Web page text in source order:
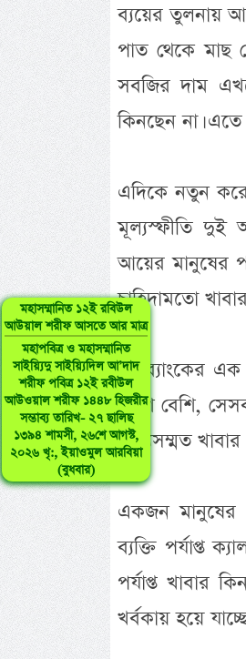
মহাসম্মানিত ১২ই রবিউল
আউয়াল শরীফ আসতে আর মাত্র
মহাপবিত্র ও মহাসম্মানিত
সাইয়্যিদু সাইয়্যিদিল আ’দাদ
শরীফ পবিত্র ১২ই রবীউল
আউওয়াল শরীফ ১৪৪৮ হিজরীর
সম্ভাব্য তারিখ- ২৭ ছালিছ
১৩৯৪ শামসী, ২৬শে আগস্ট,
২০২৬ খৃ:, ইয়াওমুল আরবিয়া
(বুধবার)
ব্যয়ের তুলনায়
পাত থেকে মাছ
সবজির দাম
কিনছেন না। এতে
এদিকে নতুন করে
মূল্যস্ফীতি দুই
আয়ের মানুষের
চাহিদামতো
বিশ্বব্যাংকের
দেশে বেশি,
স্বাস্থ্যসম্মত
একজন মানুষের
ব্যক্তি পর্যাপ্ত
পর্যাপ্ত খাবার
খর্বকায় হয়ে